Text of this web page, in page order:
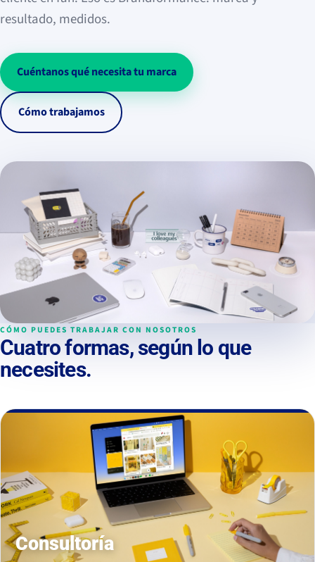
resultado, medidos.
Cuéntanos qué necesita tu marca
Cómo trabajamos
CÓMO PUEDES TRABAJAR CON NOSOTROS
Cuatro formas, según lo que
necesites.
Consultoría